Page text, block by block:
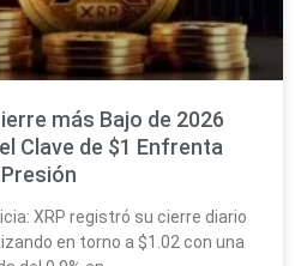
más Bajo de 2026
Clave de $1 Enfrenta
Presión
XRP registró su cierre diario
en torno a $1.02 con una